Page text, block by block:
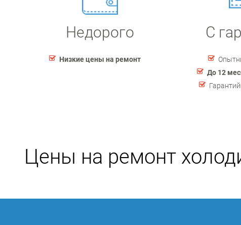
Недорого
Низкие цены на ремонт
С
До 12
Цены на ремонт